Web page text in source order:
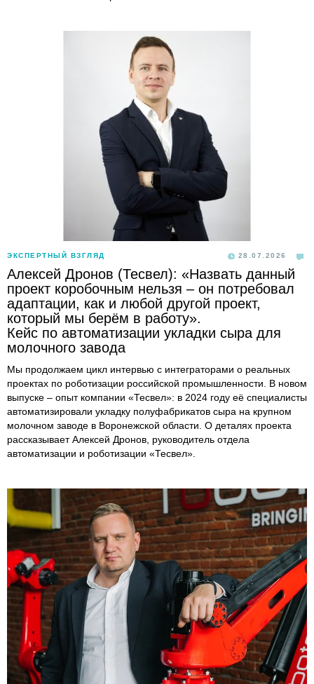
ЭКСПЕРТНЫЙ ВЗГЛЯД 28.07.2026
Алексей Дронов (Тесвел): «Назвать данный
проект коробочным нельзя – он потребовал
адаптации, как и любой другой проект,
который мы берём в работу».
Кейс по автоматизации укладки сыра для
молочного завода
Мы продолжаем цикл интервью с интеграторами о реальных
проектах по роботизации российской промышленности. В новом
выпуске – опыт компании «Тесвел»: в 2024 году её специалисты
автоматизировали укладку полуфабрикатов сыра на крупном
молочном заводе в Воронежской области. О деталях проекта
рассказывает Алексей Дронов, руководитель отдела
автоматизации и роботизации «Тесвел».